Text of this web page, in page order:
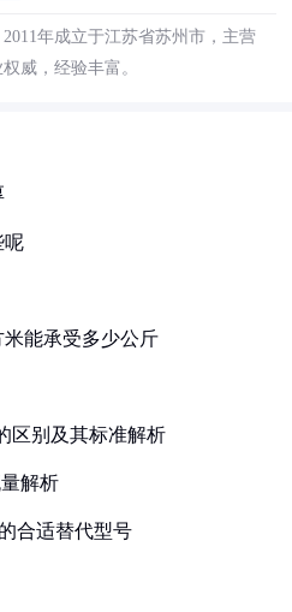
年成立于江苏省苏州市，主营
威，经验丰富。
呢
能承受多少公斤
区别及其标准解析
解析
合适替代型号